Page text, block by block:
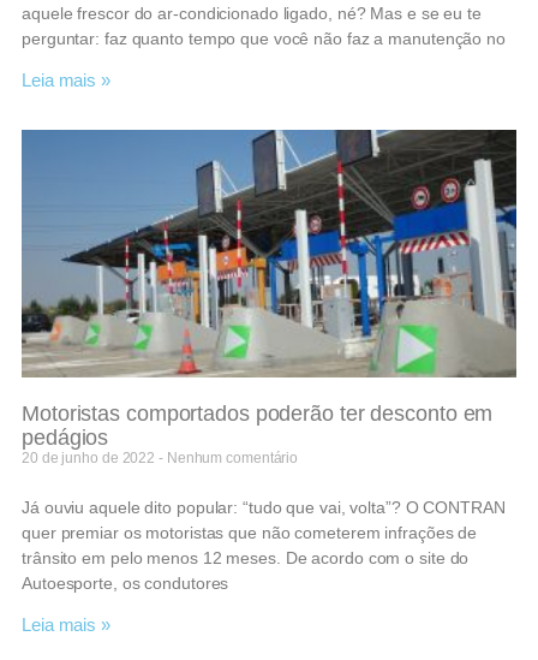
aquele frescor do ar-condicionado ligado, né? Mas e se eu te
perguntar: faz quanto tempo que você não faz a manutenção no
Leia mais »
Motoristas comportados poderão ter desconto em
pedágios
20 de junho de 2022 Nenhum comentário
Já ouviu aquele dito popular: “tudo que vai, volta”? O CONTRAN
quer premiar os motoristas que não cometerem infrações de
trânsito em pelo menos 12 meses. De acordo com o site do
Autoesporte, os condutores
Leia mais »